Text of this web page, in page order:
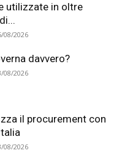
utilizzate in oltre
08/2026
davvero?
08/2026
il procurement con
08/2026